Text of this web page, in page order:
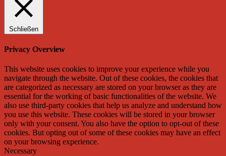
Schließen
Privacy Overview
This website uses cookies to improve your experience while you
navigate through the website. Out of these cookies, the cookies that
are categorized as necessary are stored on your browser as they are
essential for the working of basic functionalities of the website. We
also use third-party cookies that help us analyze and understand how
you use this website. These cookies will be stored in your browser
only with your consent. You also have the option to opt-out of these
cookies. But opting out of some of these cookies may have an effect
on your browsing experience.
Necessary